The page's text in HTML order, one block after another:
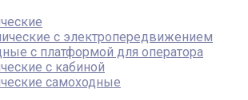
с электропередвижением
с платформой для оператора
с кабиной
самоходные